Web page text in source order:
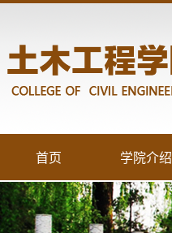
首页 学院介绍